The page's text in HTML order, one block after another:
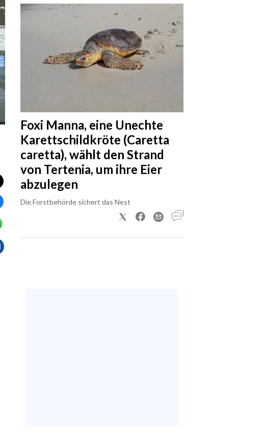
Foxi Manna, eine Unechte
Karettschildkröte (Caretta
caretta), wählt den Strand
von Tertenia, um ihre Eier
abzulegen
Die Forstbehörde sichert das Nest